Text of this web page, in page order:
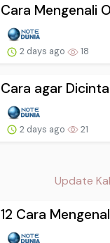
Cara Mengenali
2 days ago 18
Cara agar
2 days ago 21
Update
12 Cara